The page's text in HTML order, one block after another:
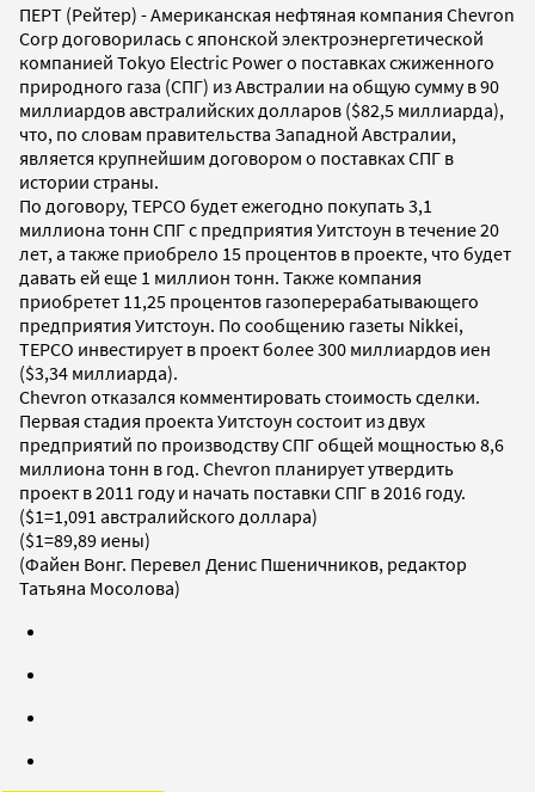
ПЕРТ (Рейтер) - Американская нефтяная компания Chevron
Corp договорилась с японской электроэнергетической
компанией Tokyo Electric Power о поставках сжиженного
природного газа (СПГ) из Австралии на общую сумму в 90
миллиардов австралийских долларов ($82,5 миллиарда),
что, по словам правительства Западной Австралии,
является крупнейшим договором о поставках СПГ в
истории страны.
По договору, TEPCO будет ежегодно покупать 3,1
миллиона тонн СПГ с предприятия Уитстоун в течение 20
лет, а также приобрело 15 процентов в проекте, что будет
давать ей еще 1 миллион тонн. Также компания
приобретет 11,25 процентов газоперерабатывающего
предприятия Уитстоун. По сообщению газеты Nikkei,
ТЕРСО инвестирует в проект более 300 миллиардов иен
($3,34 миллиарда).
Chevron отказался комментировать стоимость сделки.
Первая стадия проекта Уитстоун состоит из двух
предприятий по производству СПГ общей мощностью 8,6
миллиона тонн в год. Chevron планирует утвердить
проект в 2011 году и начать поставки СПГ в 2016 году.
($1=1,091 австралийского доллара)
($1=89,89 иены)
(Файен Вонг. Перевел Денис Пшеничников, редактор
Татьяна Мосолова)